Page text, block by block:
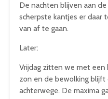
De nachten blijven aan
scherpste kantjes er daar
van af te gaan.
Later:
Vrijdag zitten we met
zon en de bewolking blijft
achterwege. De maxima